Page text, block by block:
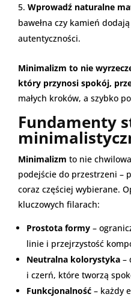
Wprowadź naturalne
bawełna czy kamień
autentyczności.
Minimalizm to nie
który przynosi spokój,
małych kroków, a szybko
Fundamenty
Minimalizm to nie
podejście do przestrzeni –
coraz częściej wybierane.
kluczowych filarach:
Prostota formy –
linie i przejrzystość
Neutralna kolorystyka –
i czerń, które tworzą
Funkcjonalność – każdy